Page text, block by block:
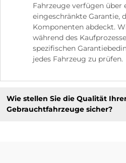
Fahrzeuge verfügen über
eingeschränkte Garantie,
Komponenten abdeckt.
während des
spezifischen
jedes Fahrzeug zu prüfen.
Wie stellen Sie die Qualität
Gebrauchtfahrzeuge sicher?